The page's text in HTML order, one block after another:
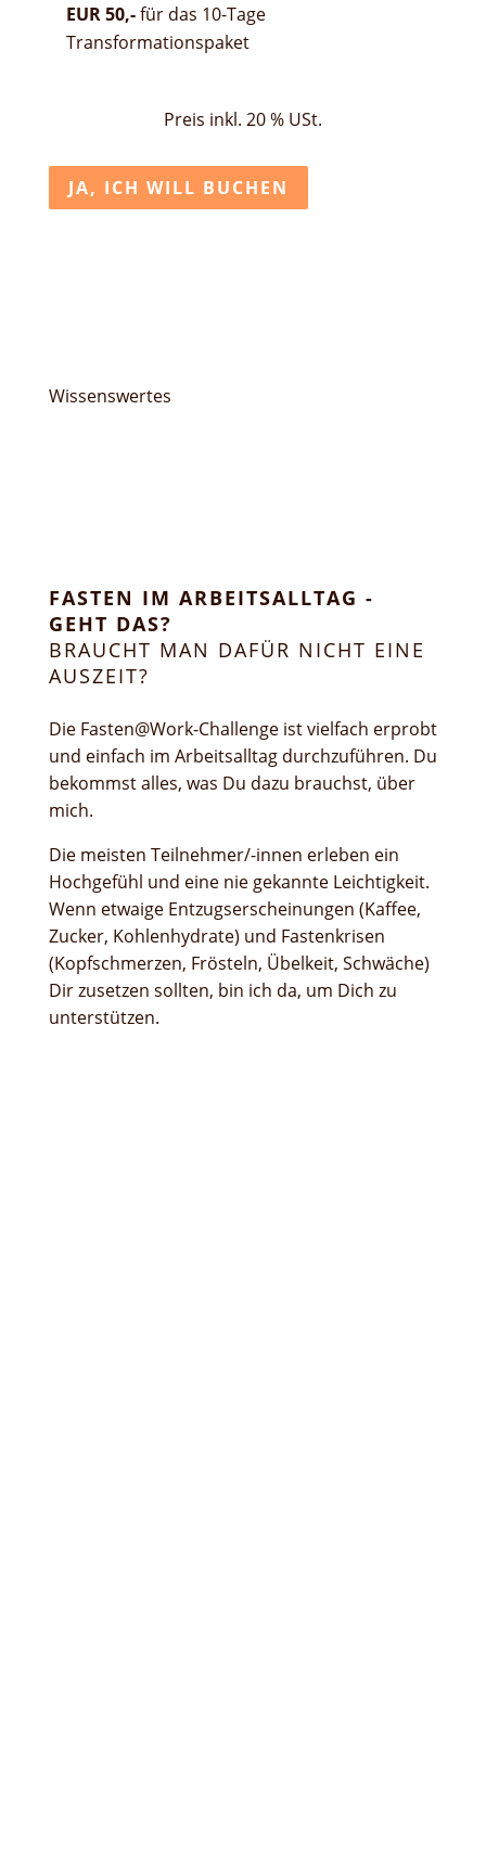
EUR 50,-für das 10-Tage
Transformationspaket
Preis inkl. 20 % USt.
JA, ICH WILL BUCHEN
Wissenswertes
FASTEN IM ARBEITSALLTAG -
GEHT DAS?
BRAUCHT MAN DAFÜR NICHT EINE
AUSZEIT?
Die Fasten@Work-Challenge ist vielfach erprobt
und einfach im Arbeitsalltag durchzuführen. Du
bekommst alles, was Du dazu brauchst, über
mich.
Die meisten Teilnehmer/-innen erleben ein
Hochgefühl und eine nie gekannte Leichtigkeit.
Wenn etwaige Entzugserscheinungen (Kaffee,
Zucker, Kohlenhydrate) und Fastenkrisen
(Kopfschmerzen, Frösteln, Übelkeit, Schwäche)
Dir zusetzen sollten, bin ich da, um Dich zu
unterstützen.